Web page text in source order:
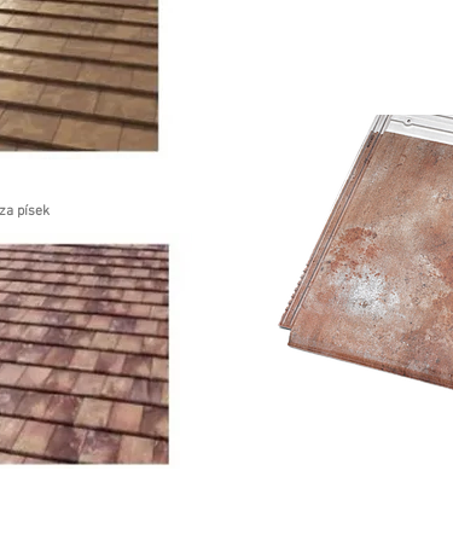
písek